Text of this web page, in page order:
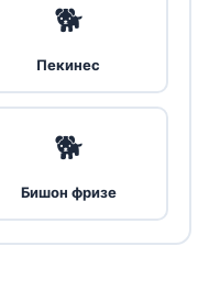
🐕
Пекинес
🐕
Бишон фризе